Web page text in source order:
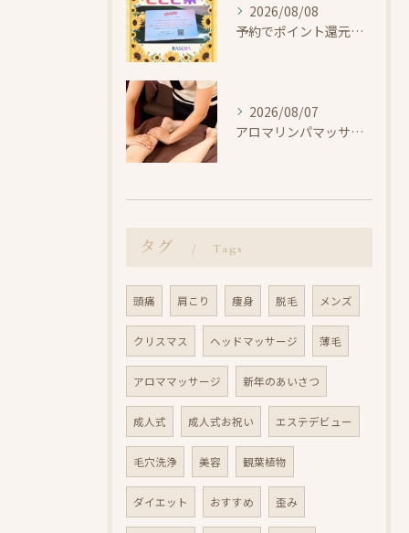
2026/08/08
予約でポイント還元！ビビビ祭【小田原・エステ・リラク】
2026/08/07
アロマリンパマッサージで整えよう【小田原・エステ・リラク】
タグ Tags
頭痛 肩こり 痩身 脱毛 メンズ
クリスマス ヘッドマッサージ 薄毛
アロママッサージ 新年のあいさつ
成人式 成人式お祝い エステデビュー
毛穴洗浄 美容 観葉植物
ダイエット おすすめ 歪み